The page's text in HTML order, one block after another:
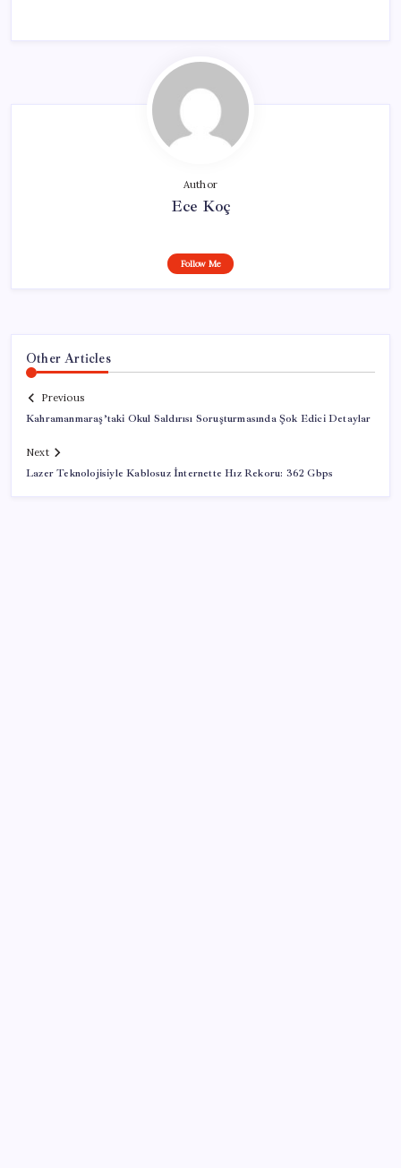
Author
Ece Koç
Follow Me
Other Articles
Previous
Kahramanmaraş’taki Okul Saldırısı Soruşturmasında Şok Edici Detaylar
Next
Lazer Teknolojisiyle Kablosuz İnternette Hız Rekoru: 362 Gbps